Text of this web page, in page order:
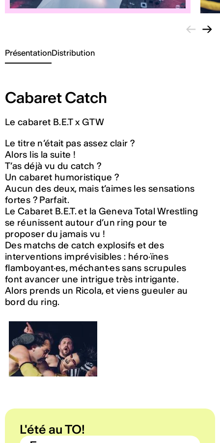
← →
PrésentationDistribution
Cabaret Catch
Le cabaret B.E.T x GTW
Le titre n’était pas assez clair ?
Alors lis la suite !
T’as déjà vu du catch ?
Un cabaret humoristique ?
Aucun des deux, mais t’aimes les sensations
fortes ? Parfait.
Le Cabaret B.E.T. et la Geneva Total Wrestling
se réunissent autour d’un ring pour te
proposer du jamais vu !
Des matchs de catch explosifs et des
interventions imprévisibles : héro·ïnes
flamboyant·es, méchant·es sans scrupules
font avancer une intrigue très intrigante.
Alors prends un Ricola, et viens gueuler au
bord du ring.
L'été au TO!